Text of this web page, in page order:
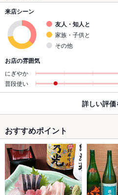
来店シーン
友人・知人と
家族・子供と
その他
お店の雰囲気
にぎやか
普段使い
詳しい評価
おすすめポイント